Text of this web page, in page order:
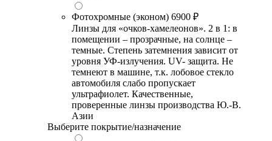
Фотохромные (эконом) 6900 ₽
Линзы для «очков-хамелеонов». 2 в 1: в
помещении – прозрачные, на солнце –
темные. Степень затемнения зависит от
уровня УФ-излучения. UV- защита. Не
темнеют в машине, т.к. лобовое стекло
автомобиля слабо пропускает
ультрафиолет. Качественные,
проверенные линзы производства Ю.-В.
Азии
Выберите покрытие/назначение